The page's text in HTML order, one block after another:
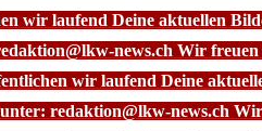
wir laufend Deine aktuellen
news.ch Wir
wir laufend Deine
redaktion@lkw-news.ch